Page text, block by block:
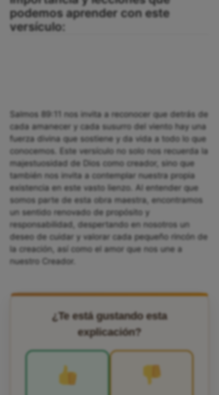
podemos aprender con este
versículo:
Salmos 89:11 nos invita a reconocer que detrás de
cada amanecer y cada susurro del viento hay una
fuerza divina que sostiene y da vida a todo lo que
conocemos. Este versículo no solo nos recuerda la
majestuosidad de Dios como creador, sino que
también nos invita a contemplar nuestra propia
existencia en este vasto lienzo. Al entender que
somos parte de esta obra maestra, encontramos
un sentido renovado de propósito y
responsabilidad, despertando en nosotros un
deseo de cuidar y valorar cada pequeño rincón de
la creación, así como el amor que nos une a
nuestro Creador.
¿Te está gustando esta
explicación?